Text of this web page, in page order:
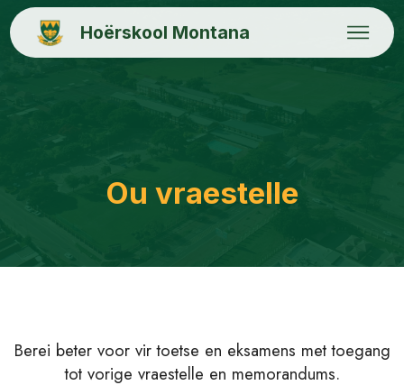
Hoërskool Montana
Ou vraestelle
Berei beter voor vir toetse en eksamens met toegang
tot vorige vraestelle en memorandums.